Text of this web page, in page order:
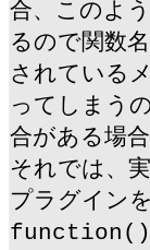
合、このよ
るので関数
されている
ってしまう
合がある場
それでは、
プラグイン
function(){